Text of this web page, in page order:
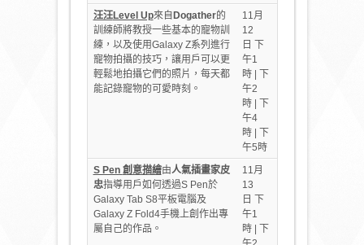
汪汪Level Up來自 Dogather的
訓練師將教授一些基本的寵物訓
練，以及使用Galaxy Z系列進行
寵物拍攝的技巧，讓用戶可以更
輕鬆地拍攝它們的照片，每天都
能記錄寵物的可愛時刻。
11月
12
日 下
午1
時 | 下
午2
時 | 下
午4
時 | 下
午5時
S Pen 創意描繪由人氣插畫家皮
忠指導用戶如何透過S Pen於
Galaxy Tab S8平板電腦及
Galaxy Z Fold4手機上創作出專
屬自己的作品。
11月
13
日 下
午1
時 | 下